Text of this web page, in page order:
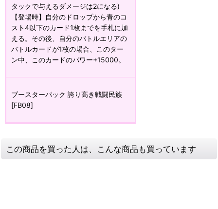
タックで与えるダメージは2になる)
【登場時】自分のドロップから青のコ
スト4以下のカード1枚までを手札に加
える。その後、自分のバトルエリアの
バトルカードが1枚の場合、このター
ン中、このカードのパワー+15000。
ブースターパック 誇り高き戦闘民族
[FB08]
この商品を買った人は、こんな商品も買っています